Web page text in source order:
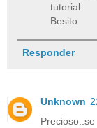
tutorial.
Besito
Responder
Unknown